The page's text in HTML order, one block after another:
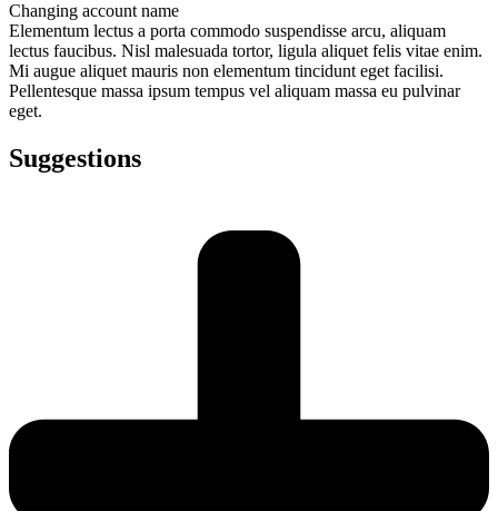
Changing account name
Elementum lectus a porta commodo suspendisse arcu, aliquam
lectus faucibus. Nisl malesuada tortor, ligula aliquet felis vitae enim.
Mi augue aliquet mauris non elementum tincidunt eget facilisi.
Pellentesque massa ipsum tempus vel aliquam massa eu pulvinar
eget.
Suggestions